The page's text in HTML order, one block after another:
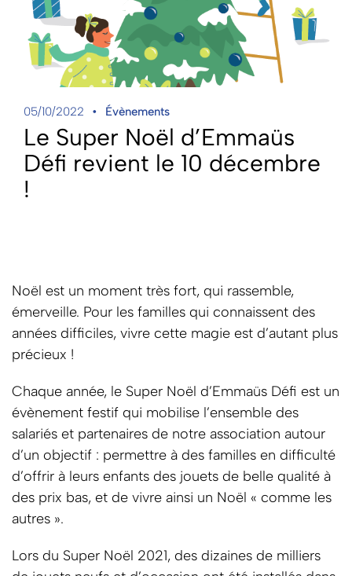
05/10/2022 Évènements
Le Super Noël d’Emmaüs
Défi revient le 10 décembre
!
Noël est un moment très fort, qui rassemble,
émerveille. Pour les familles qui connaissent des
années difficiles, vivre cette magie est d’autant plus
précieux !
Chaque année, le Super Noël d’Emmaüs Défi est un
évènement festif qui mobilise l’ensemble des
salariés et partenaires de notre association autour
d’un objectif : permettre à des familles en difficulté
d’offrir à leurs enfants des jouets de belle qualité à
des prix bas, et de vivre ainsi un Noël « comme les
autres ».
Lors du Super Noël 2021, des dizaines de milliers